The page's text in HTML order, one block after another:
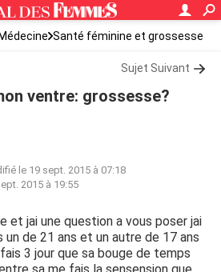
Santé féminine et grossesse
Sujet Suivant
ventre: grossesse?
le 19 sept. 2015 à 07:18
2015 à 19:55
et jai une question a vous poser jai
de 21 ans et un autre de 17 ans
3 jour que sa bouge de temps